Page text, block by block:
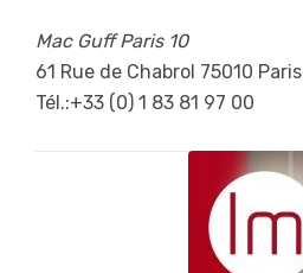
Mac Guff Paris 10
61 Rue de Chabrol 75010 Paris
Tél.:+33 (0) 1 83 81 97 00